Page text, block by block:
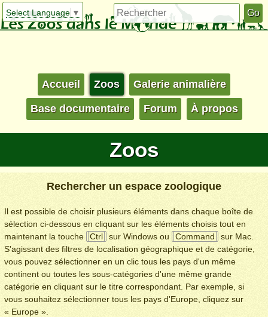
Select Language ▼
Accueil Zoos Galerie animalière
Base documentaire Forum À propos
Zoos
Rechercher un espace zoologique
Il est possible de choisir plusieurs éléments dans chaque boîte de
sélection ci-dessous en cliquant sur les éléments choisis tout en
maintenant la touche
Ctrl sur Windows ou Command
sur Mac.
S'agissant des filtres de localisation géographique et de catégorie,
vous pouvez sélectionner en un clic tous les pays d'un même
continent ou toutes les sous-catégories d'une même grande
catégorie en cliquant sur le titre correspondant. Par exemple, si
vous souhaitez sélectionner tous les pays d'Europe, cliquez sur
« Europe ».